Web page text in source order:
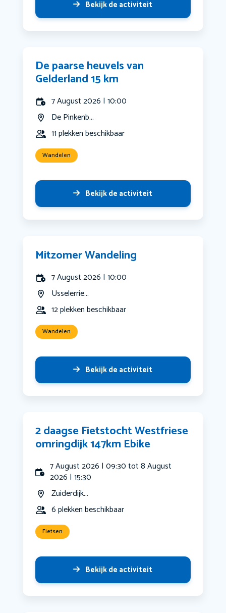
Bekijk de activiteit
De paarse heuvels van
Gelderland 15 km
7 August 2026 | 10:00
De Pinkenb...
11 plekken beschikbaar
Wandelen
Bekijk de activiteit
Mitzomer Wandeling
7 August 2026 | 10:00
Usselerrie...
12 plekken beschikbaar
Wandelen
Bekijk de activiteit
2 daagse Fietstocht Westfriese
omringdijk 147km Ebike
7 August 2026 | 09:30 tot 8 August
2026 | 15:30
Zuiderdijk...
6 plekken beschikbaar
Fietsen
Bekijk de activiteit